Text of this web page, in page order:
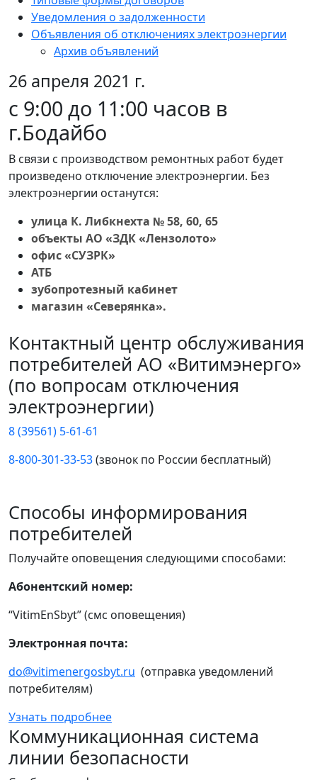
Уведомления о задолженности
Объявления об отключениях электроэнергии
Архив объявлений
26 апреля 2021 г.
с 9:00 до 11:00 часов в
г.Бодайбо
В связи с производством ремонтных работ будет
произведено отключение электроэнергии. Без
электроэнергии останутся:
улица К. Либкнехта № 58, 60, 65
объекты АО «ЗДК «Лензолото»
офис «СУЗРК»
АТБ
зубопротезный кабинет
магазин «Северянка».
Контактный центр обслуживания
потребителей АО «Витимэнерго»
(по вопросам отключения
электроэнергии)
8 (39561) 5-61-61
8-800-301-33-53(звонок по России бесплатный)
Способы информирования
потребителей
Получайте оповещения следующими способами:
Абонентский номер:
“VitimEnSbyt” (смс оповещения)
Электронная почта:
do@vitimenergosbyt.ru (отправка уведомлений
потребителям)
Узнать подробнее
Коммуникационная система
линии безопасности